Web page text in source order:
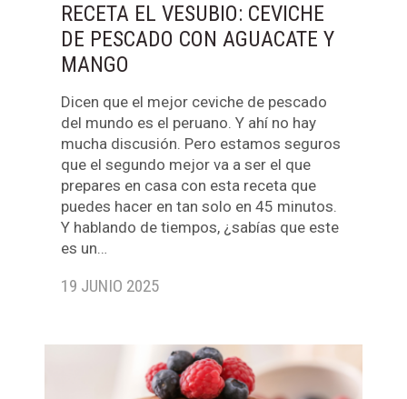
RECETA EL VESUBIO: CEVICHE
DE PESCADO CON AGUACATE Y
MANGO
Dicen que el mejor ceviche de pescado
del mundo es el peruano. Y ahí no hay
mucha discusión. Pero estamos seguros
que el segundo mejor va a ser el que
prepares en casa con esta receta que
puedes hacer en tan solo en 45 minutos.
Y hablando de tiempos, ¿sabías que este
es un…
19 JUNIO 2025